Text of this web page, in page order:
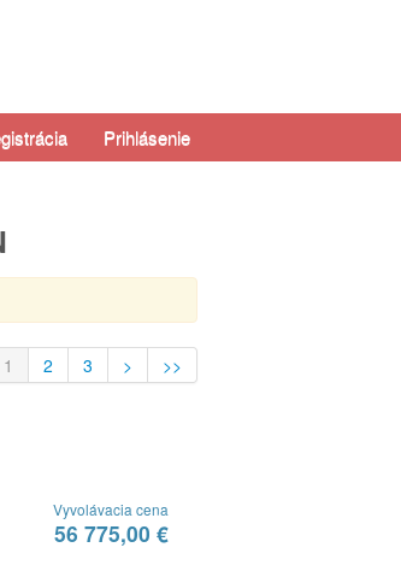
Prihlásenie
1 2 3 > >>
Vyvolávacia cena
56 775,00 €